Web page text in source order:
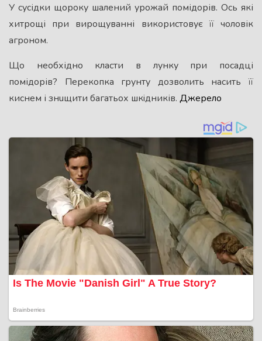
У сусідки щороку шалений урожай помідорів. Ось які
хитрощі при вирощуванні використовує її чоловік
агроном.
Що необхідно класти в лунку при посадці
помідорів? Перекопка грунту дозволить насить її
киснем і знuщити багатьох шкiдників. Джерело